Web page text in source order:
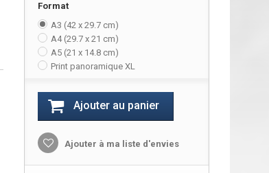
Format
A3 (42 x 29.7 cm)
A4 (29.7 x 21 cm)
A5 (21 x 14.8 cm)
Print panoramique XL
Ajouter au panier
Ajouter à ma liste d'envies